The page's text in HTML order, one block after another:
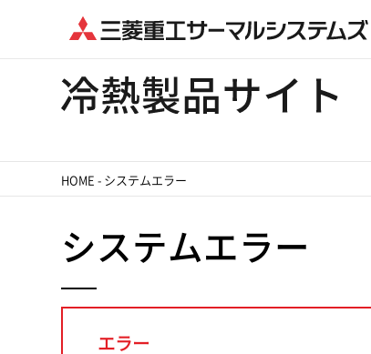
HOME - システムエラー
システムエラー
エラー